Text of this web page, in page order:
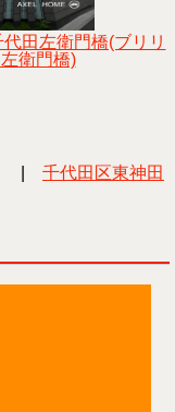
田左衛門橋(ブリリ
衛門橋)
千代田区東神田